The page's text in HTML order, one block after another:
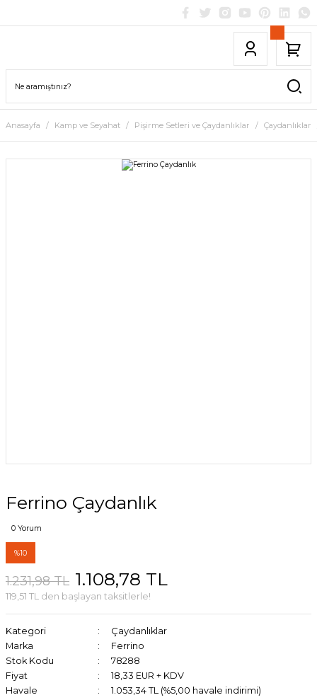
Anasayfa Kamp ve Seyahat Pişirme Setleri ve Çaydanlıklar Çaydanlıklar
Ferrino Çaydanlık
0 Yorum
%10
1.231,98 TL 1.108,78 TL
119,51 TL den başlayan taksitlerle!
Kategori
Çaydanlıklar
Marka
Ferrino
Stok Kodu
78288
Fiyat
18,33 EUR + KDV
Havale
1.053,34 TL (%5,00 havale indirimi)